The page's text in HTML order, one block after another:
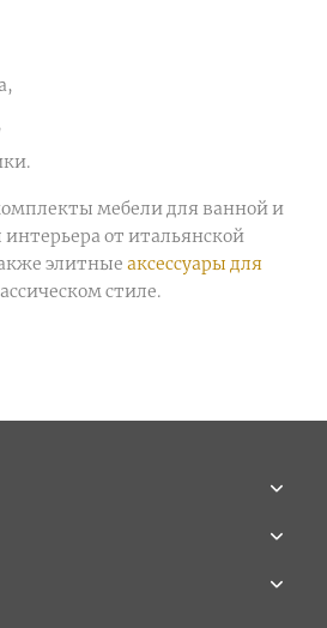
мебели для ванной и
от итальянской
элитные аксессуары для
стиле.